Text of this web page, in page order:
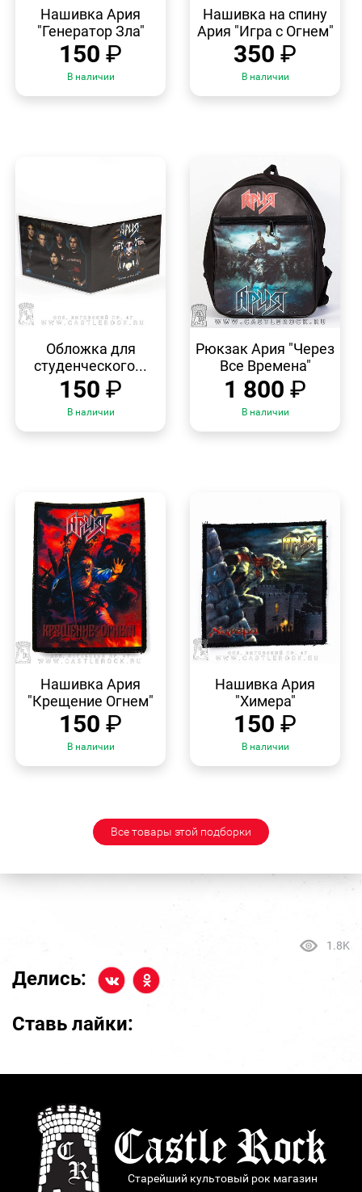
ПРОСМОТР
Нашивка Ария
"Генератор Зла"
150 ₽
В наличии
Нашивка на спину
Ария "Игра с Огнем"
350 ₽
В наличии
ПРОСМОТР
Обложка для
студенческого...
150 ₽
В наличии
ПРОСМОТР
Рюкзак Ария "Через
Все Времена"
1 800 ₽
В наличии
ПРОСМОТР
Нашивка Ария
"Крещение Огнем"
150 ₽
В наличии
ПРОСМОТР
Нашивка Ария
"Химера"
150 ₽
В наличии
Все товары этой подборки
1.8K
Делись:
Ставь лайки:
Старейший культовый рок магазин